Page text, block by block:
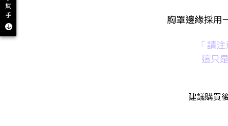
胸罩邊緣採用
「 請
這只
建議購買
幫
手